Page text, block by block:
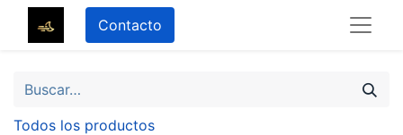
Contacto
Todos los productos